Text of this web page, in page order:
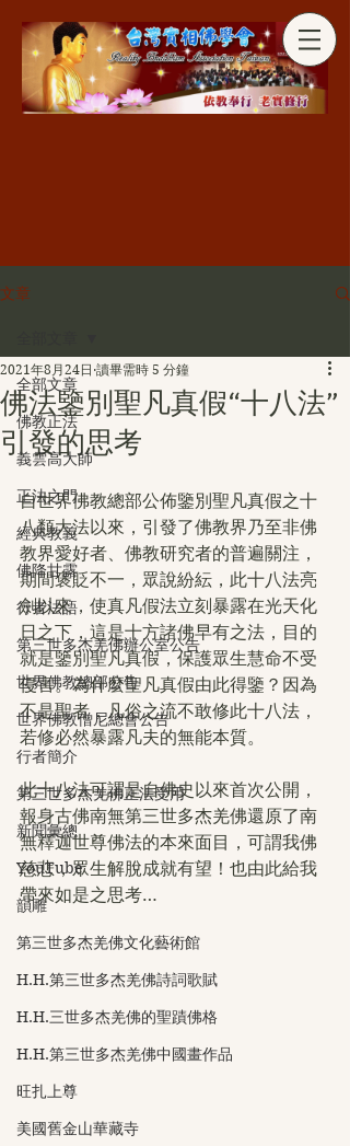
分享
文章
全部文章
佛教正法
義雲高大師
正法之門
經典教義
佛降甘露
行者法語
第三世多杰羌佛辦公室公告
世界佛教總部公告
世界佛教僧尼總會公告
行者簡介
第三世多杰羌佛正法受用
新聞彙總
YouTube
韻雕
第三世多杰羌佛文化藝術館
H.H.第三世多杰羌佛詩詞歌賦
H.H.三世多杰羌佛的聖蹟佛格
H.H.第三世多杰羌佛中國畫作品
旺扎上尊
美國舊金山華藏寺
佛法鑒別聖凡真假“十八法”
引發的思考
2021年8月24日 讀畢需時 5 分鐘
自世界佛教總部公佈鑒別聖凡真假之十
八類大法以來，引發了佛教界乃至非佛
教界愛好者、佛教研究者的普遍關注，
期間褒貶不一，眾說紛紜，此十八法亮
劍以來，使真凡假法立刻暴露在光天化
日之下，這是十方諸佛早有之法，目的
就是鑒別聖凡真假，保護眾生慧命不受
侵害。為什麼聖凡真假由此得鑒？因為
不是聖者，凡俗之流不敢修此十八法，
若修必然暴露凡夫的無能本質。
此十八法可謂是自佛史以來首次公開，
報身古佛南無第三世多杰羌佛還原了南
無釋迦世尊佛法的本來面目，可謂我佛
慈悲，眾生解脫成就有望！也由此給我
帶來如是之思考…